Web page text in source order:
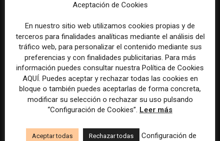
control para el uso de la
cobertura periodística del
DEJA UNA RESPUESTA
Aceptación de Cookies
En nuestro sitio web utilizamos cookies propias y de
terceros para finalidades analíticas mediante el análisis del
tráfico web, para personalizar el contenido mediante sus
preferencias y con finalidades publicitarias. Para más
información puedes consultar nuestra Política de Cookies
AQUÍ. Puedes aceptar y rechazar todas las cookies en
bloque o también puedes aceptarlas de forma concreta,
modificar su selección o rechazar su uso pulsando
“Configuración de Cookies”. Leer más
Aceptar todas Rechazar todas
Configuración de